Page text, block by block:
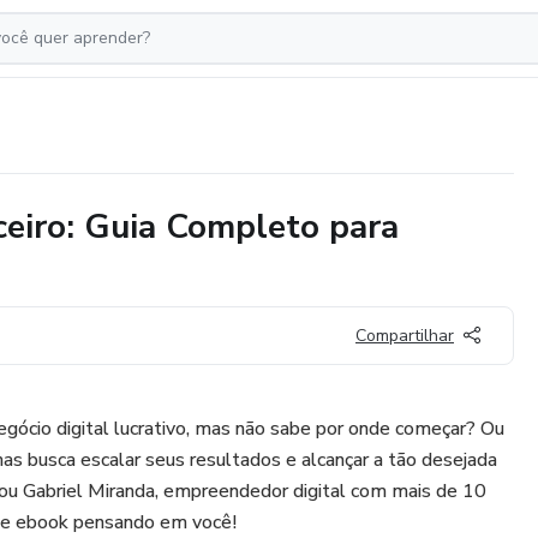
Guia Completo para
Compartilhar
digital lucrativo, mas não sabe por onde começar? Ou
busca escalar seus resultados e alcançar a tão desejada
Gabriel Miranda, empreendedor digital com mais de 10
ebook pensando em você!